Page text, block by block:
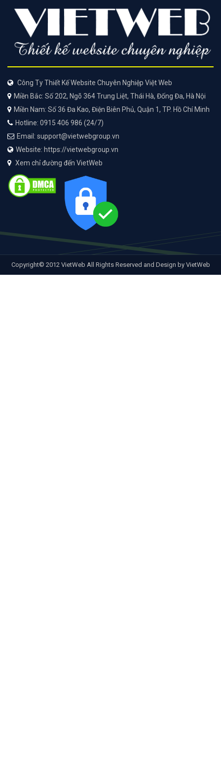
Công Ty Thiết Kế Website Chuyên Nghiệp Việt Web
Miền Bắc: Số 202, Ngõ 364 Trung Liệt, Thái Hà, Đống Đa, Hà Nội
Miền Nam: Số 36 Đa Kao, Điện Biên Phủ, Quận 1, TP. Hồ Chí Minh
Hotline: 0915 406 986 (24/7)
Email: support@vietwebgroup.vn
Website: https://vietwebgroup.vn
Xem chỉ đường đến VietWeb
Copyright© 2012 VietWeb All Rights Reserved and Design by VietWeb